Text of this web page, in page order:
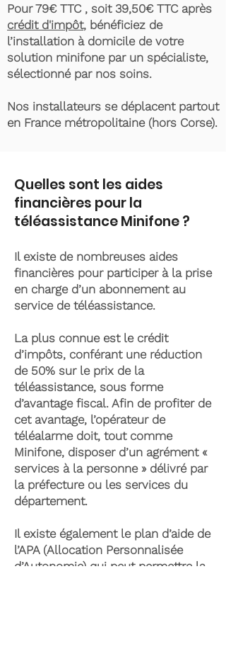
Pour 79€ TTC , soit 39,50€ TTC après
crédit d'impôt, bénéficiez de
l’installation à domicile de votre
solution minifone par un spécialiste,
sélectionné par nos soins.
Nos installateurs se déplacent partout
en France métropolitaine (hors Corse).
Quelles sont les aides
financières pour la
téléassistance Minifone ?
Il existe de nombreuses aides
financières pour participer à la prise
en charge d’un abonnement au
service de téléassistance.
La plus connue est le crédit
d’impôts, conférant une réduction
de 50% sur le prix de la
téléassistance, sous forme
d’avantage fiscal. Afin de profiter de
cet avantage, l’opérateur de
téléalarme doit, tout comme
Minifone, disposer d’un agrément «
services à la personne » délivré par
la préfecture ou les services du
département.
Il existe également le plan d’aide de
l’APA (Allocation Personnalisée
d’Autonomie) qui peut permettre la